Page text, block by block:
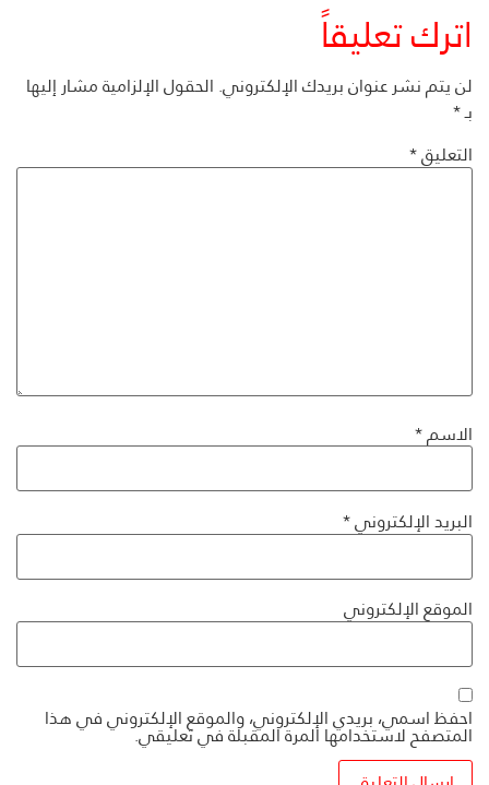
اترك تعليقاً
لن يتم نشر عنوان بريدك الإلكتروني.الحقول الإلزامية مشار إليها
بـ*
التعليق*
الاسم*
البريد الإلكتروني*
الموقع الإلكتروني
احفظ اسمي، بريدي الإلكتروني، والموقع الإلكتروني في هذا
المتصفح لاستخدامها المرة المقبلة في تعليقي.